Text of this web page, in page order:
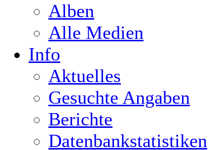
Alben
Alle Medien
Info
Aktuelles
Gesuchte Angaben
Berichte
Datenbankstatistiken